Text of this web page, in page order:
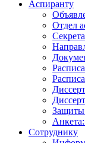
Аспиранту
Отдел
Защиты
Сотруднику